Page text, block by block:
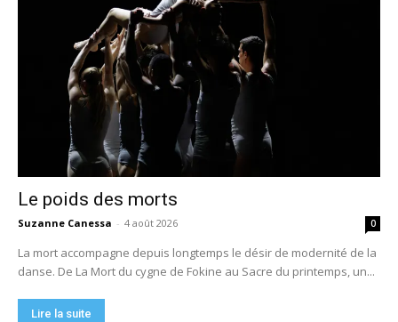
Le poids des morts
Suzanne Canessa - 4 août 2026 0
La mort accompagne depuis longtemps le désir de modernité de la
danse. De La Mort du cygne de Fokine au Sacre du printemps, un...
Lire la suite